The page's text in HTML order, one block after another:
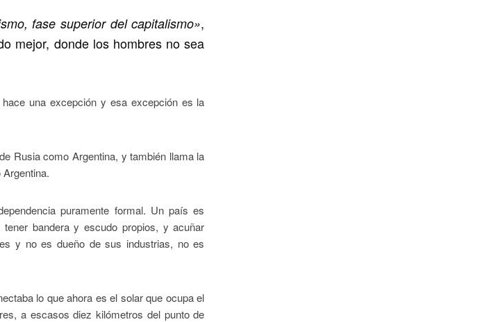
fase superior del capitalismo»,
mejor, donde los hombres no sea
una excepción y esa excepción es la
Rusia como Argentina, y también llama la
puramente formal. Un país es
bandera y escudo propios, y acuñar
y no es dueño de sus industrias, no es
lo que ahora es el solar que ocupa el
a escasos diez kilómetros del punto de